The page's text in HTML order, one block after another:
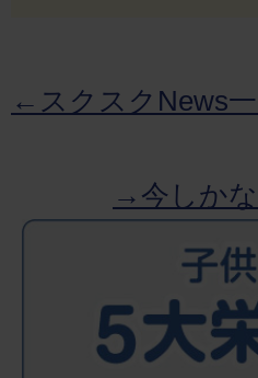
←スクスクNews
→今しか